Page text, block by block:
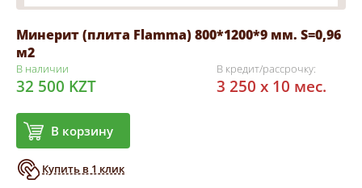
Минерит (плита Flamma) 800*1200*9 мм. S=0,96
м2
В наличии
32 500 KZT
В корзину
Купить в 1 клик
В кредит/рассрочку:
3 250 x 10 мес.